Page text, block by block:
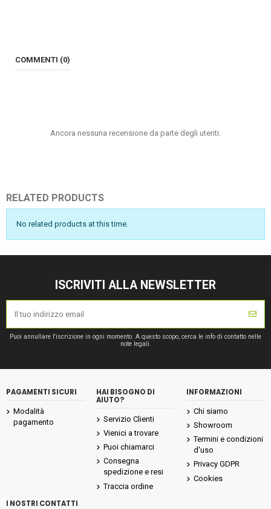
COMMENTI (0)
Ancora nessuna recensione da parte degli utenti.
RELATED PRODUCTS
No related products at this time.
ISCRIVITI ALLA NEWSLETTER
Puoi annullare l'iscrizione in ogni momento. A questo scopo, cerca le info di contatto nelle
note legali.
PAGAMENTI SICURI
Modalità
pagamento
HAI BISOGNO DI
AIUTO?
Servizio Clienti
Vienici a trovare
Puoi chiamarci
Consegna
spedizione e resi
Traccia ordine
INFORMAZIONI
Chi siamo
Showroom
Termini e condizioni
d'uso
Privacy GDPR
Cookies
I NOSTRI CONTATTI